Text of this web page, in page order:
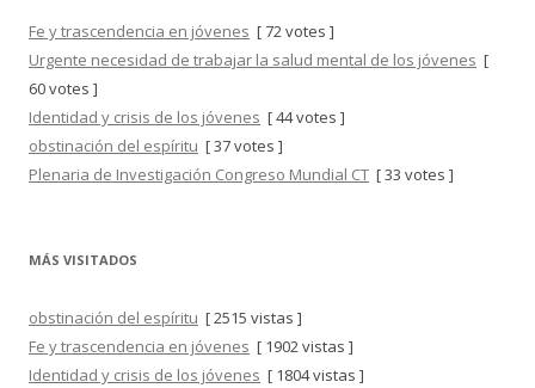
Fe y trascendencia en jóvenes [ 72 votes ]
Urgente necesidad de trabajar la salud mental de los jóvenes [
60 votes ]
Identidad y crisis de los jóvenes [ 44 votes ]
obstinación del espíritu [ 37 votes ]
Plenaria de Investigación Congreso Mundial CT [ 33 votes ]
MÁS VISITADOS
obstinación del espíritu [ 2515 vistas ]
Fe y trascendencia en jóvenes [ 1902 vistas ]
Identidad y crisis de los jóvenes [ 1804 vistas ]